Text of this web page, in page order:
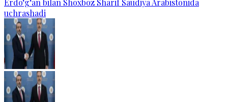
Erdo‘g‘an bilan Shoxboz Sharif Saudiya Arabistonida
uchrashadi